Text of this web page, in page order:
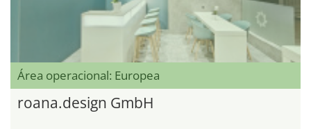
Área operacional: Europea
roana.design GmbH